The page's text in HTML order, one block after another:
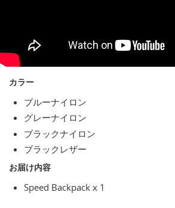
カラー
ブルーナイロン
グレーナイロン
ブラックナイロン
ブラックレザー
お届け内容
Speed Backpack x 1